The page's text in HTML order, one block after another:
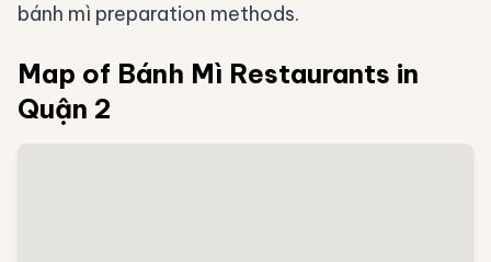
bánh mì preparation methods.
Map of Bánh Mì Restaurants in
Quận 2